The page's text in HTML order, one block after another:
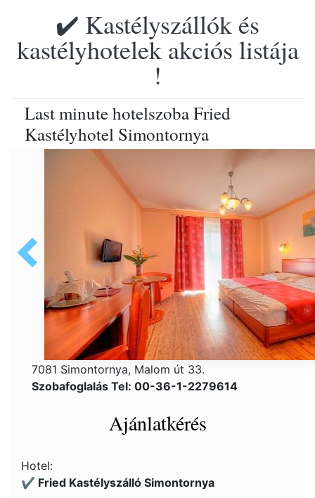
✔️ Kastélyszállók és
kastélyhotelek akciós listája
!
Last minute hotelszoba Fried
Kastélyhotel Simontornya
7081 Simontornya, Malom út 33.
Szobafoglalás Tel: 00-36-1-2279614
Ajánlatkérés
Hotel:
✔️ Fried Kastélyszálló Simontornya